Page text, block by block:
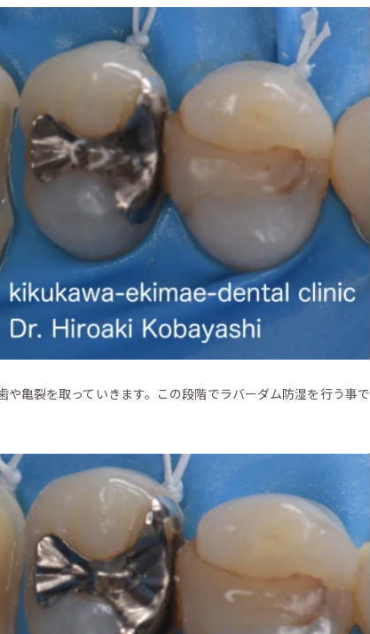
亀裂を取っていきます。この段階でラバーダム防湿を行う事で